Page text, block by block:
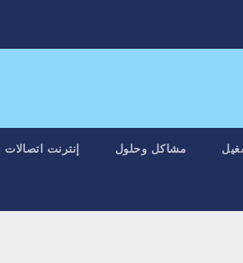
مشاكل وحلول إنترنت اتصالات